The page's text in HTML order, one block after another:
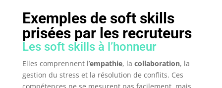
Exemples de soft skills
prisées par les recruteurs
Les soft skills à l’honneur
Elles comprennent l’empathie, la collaboration, la
gestion du stress et la résolution de conflits. Ces